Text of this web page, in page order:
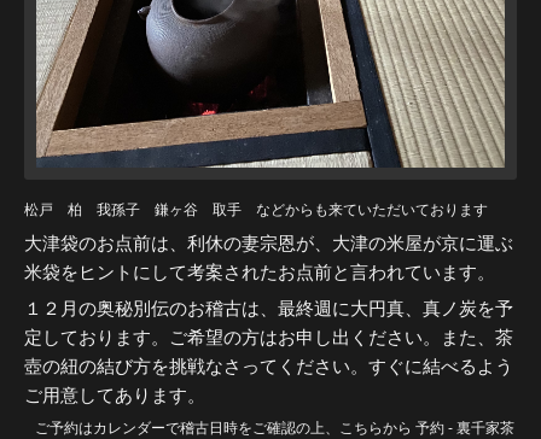
松戸 柏 我孫子 鎌ヶ谷 取手 などからも来ていただいております
大津袋のお点前は、利休の妻宗恩が、大津の米屋が京に運ぶ
米袋をヒントにして考案されたお点前と言われています。
１２月の奥秘別伝のお稽古は、最終週に大円真、真ノ炭を予
定しております。ご希望の方はお申し出ください。また、 茶
壺の紐の結び方を挑戦なさってください。すぐに結べるよう
ご用意してあります。
ご予約はカレンダーで稽古日時をご確認の上、こちらから 予約 - 裏千家茶